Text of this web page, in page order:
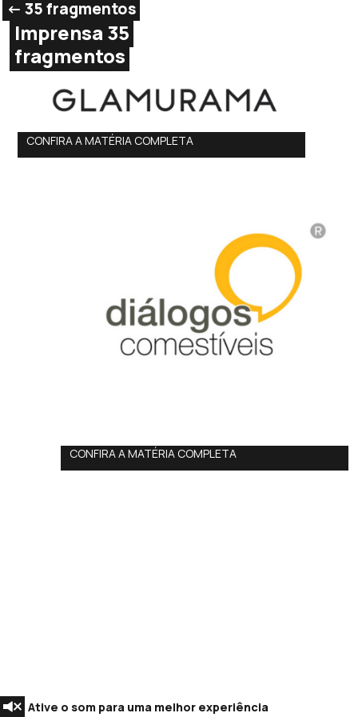
<- 35 fragmentos
Imprensa 35
fragmentos
CONFIRA A MATÉRIA COMPLETA
CONFIRA A MATÉRIA COMPLETA
Ative o som para uma melhor experiência